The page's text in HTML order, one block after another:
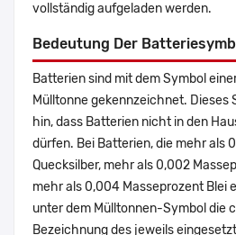
vollständig aufgeladen werden.
Bedeutung Der
Batterien sind mit dem Symbol
Mülltonne gekennzeichnet. Dieses
hin, dass Batterien nicht in den
dürfen. Bei Batterien, die mehr als
Quecksilber, mehr als 0,002
mehr als 0,004 Masseprozent Blei
unter dem Mülltonnen-Symbol die
Bezeichnung des jeweils